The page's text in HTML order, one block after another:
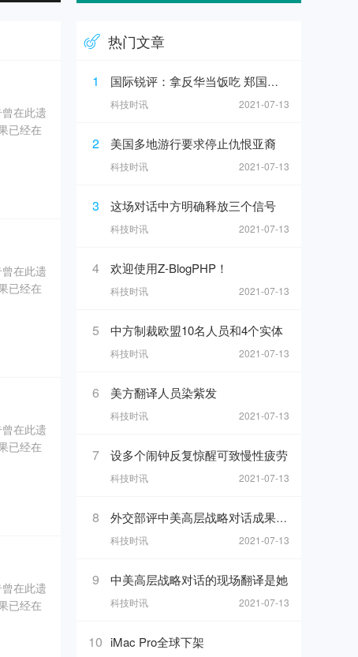
在此遗
已经在
年5
在此遗
已经在
年5
在此遗
已经在
年5
在此遗
已经在
年5
热门文章
1 国际锐评：拿反华当饭吃 郑国恩之流难逃正义的清算
科技时讯 2021-07-13
2 美国多地游行要求停止仇恨亚裔
科技时讯 2021-07-13
3 这场对话中方明确释放三个信号
科技时讯 2021-07-13
4 欢迎使用Z-BlogPHP！
科技时讯 2021-07-13
5 中方制裁欧盟10名人员和4个实体
科技时讯 2021-07-13
6 美方翻译人员染紫发
科技时讯 2021-07-13
7 设多个闹钟反复惊醒可致慢性疲劳
科技时讯 2021-07-13
8 外交部评中美高层战略对话成果 热
科技时讯 2021-07-13
9 中美高层战略对话的现场翻译是她
科技时讯 2021-07-13
10 iMac Pro全球下架